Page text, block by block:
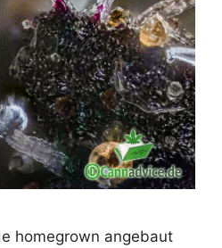
homegrown angebaut